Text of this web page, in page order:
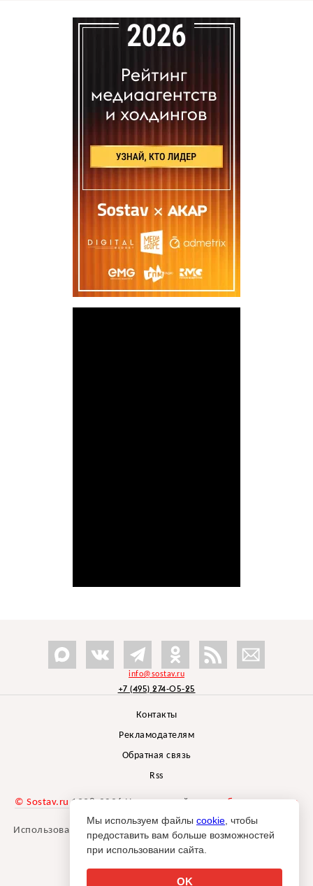
info@sostav.ru
+7 (495) 274-05-25
Контакты
Рекламодателям
Обратная связь
Rss
© Sostav.ru 1998-2026 Независимый проектбрендингового
агентства Depot
Использование материалов Sostav.ru допустимо только при
указании источника.
Мы используем файлы cookie , чтобы
предоставить вам больше возможностей
при использовании сайта.
OK